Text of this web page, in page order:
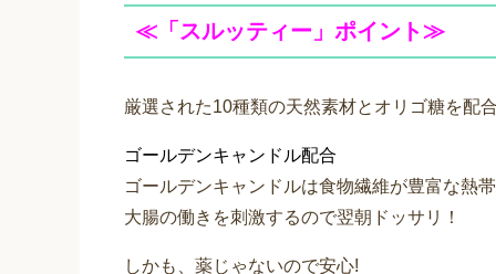
≪「スルッティー」ポイント≫
厳選された10種類の天然素材とオリゴ糖を配
ゴールデンキャンドル配合
ゴールデンキャンドルは食物繊維が豊富な熱
大腸の働きを刺激するので翌朝ドッサリ！
しかも、薬じゃないので安心!